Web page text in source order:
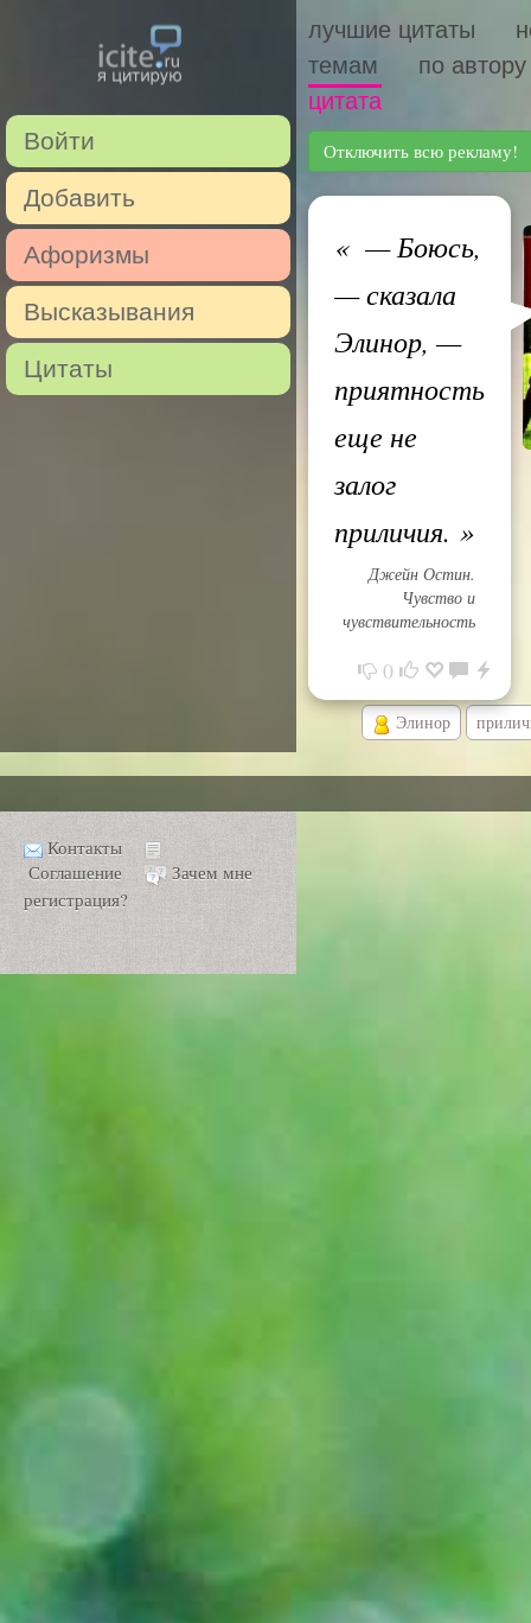
Войти
Добавить
Афоризмы
Высказывания
Цитаты
лучшие цитаты
темам
по автору
цитата
Отключить всю рекламу!
«— Боюсь,
— сказала
Элинор, —
приятность
еще не
залог
приличия. »
Джейн Остин.
Чувство и
чувствительность
0
Элинор
Контакты
Соглашение
Зачем мне
регистрация?